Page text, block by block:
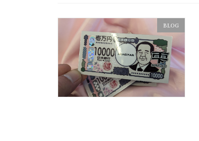
BLOG